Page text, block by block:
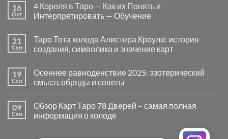
в
тупик
и
на
самом
деле
МИРАМИ.
СМЫСЛ,
МАГИЯ
СВЯЩЕННОЙ
НОЧИ
записи
Когда
сбудется
определять
время
по
16
Окт
4 Короля в Таро — Как их Понять и
Интерпретировать — Обучение
записи
Короля
—
их
Интерпретировать
Обучение
21
Сен
Таро Тота колода Алистера Кроули: история
создания, символика и значение карт
записи
Тота
Кроули:
история
создания,
19
Сен
Осеннее равноденствие 2025: эзотерический
смысл, обряды и советы
записи
Осеннее
равноденствие
09
Сен
Обзор Карт Таро 78 Дверей – самая полная
информация о колоде